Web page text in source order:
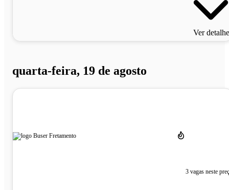
Ver
quarta-feira, 19 de agosto
3 vagas neste